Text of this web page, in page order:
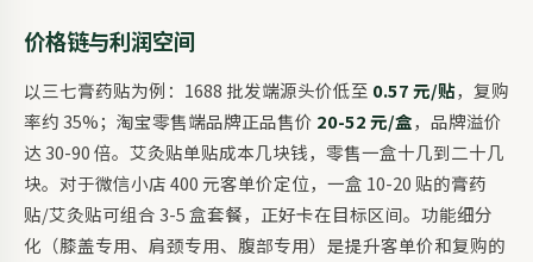
价格链与利润空间
以三七膏药贴为例：1688 批发端源头价低至 0.57 元/贴，复购
率约 35%；淘宝零售端品牌正品售价 20-52 元/盒，品牌溢价
达 30-90 倍。艾灸贴单贴成本几块钱，零售一盒十几到二十几
块。对于微信小店 400 元客单价定位，一盒 10-20 贴的膏药
贴/艾灸贴可组合 3-5 盒套餐，正好卡在目标区间。功能细分
化（膝盖专用、肩颈专用、腹部专用）是提升客单价和复购的